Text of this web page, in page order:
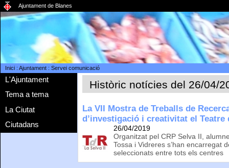
Ajuntament de Blanes
Inici: Ajuntament: Servei comunicació
L'Ajuntament
Tema a tema
La Ciutat
Ciutadans
Històric notícies del 26/04/
La VII Mostra de Treballs de
d’investigació i creativitat el Teatre
26/04/2019
Organitzat pel CRP Selva II,
Tossa i Vidreres s’han encarregat
seleccionats entre tots els centres